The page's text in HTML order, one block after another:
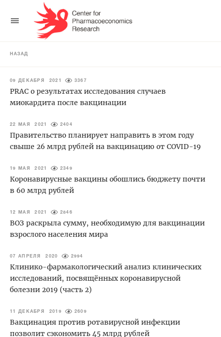
НАЗАД
09 ДЕКАБРЯ 2021 3367
PRAC о результатах исследования случаев
миокардита после вакцинации
22 МАЯ 2021 2404
Правительство планирует направить в этом году
свыше 26 млрд рублей на вакцинацию от COVID-19
19 МАЯ 2021 2349
Коронавирусные вакцины обошлись бюджету почти
в 60 млрд рублей
12 МАЯ 2021 2846
ВОЗ раскрыла сумму, необходимую для вакцинации
взрослого населения мира
07 АПРЕЛЯ 2020 2994
Клинико-фармакологический анализ клинических
исследований, посвящённых коронавирусной
болезни 2019 (часть 2)
11 ДЕКАБРЯ 2019 2609
Вакцинация против ротавирусной инфекции
позволит сэкономить 45 млрд рублей